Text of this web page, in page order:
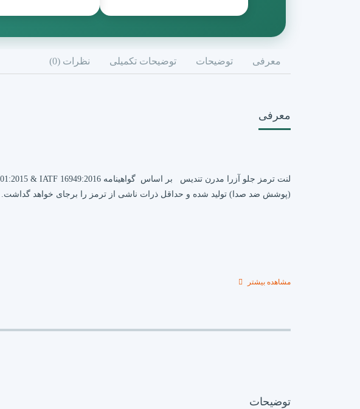
معرفی توضیحات توضیحات تکمیلی نظرات (0)
معرفی
(پوشش ضد صدا) تولید شده و حداقل ذرات ناشی از ترمز را برجای خواهد گداشت.
مشاهده بیشتر
توضیحات